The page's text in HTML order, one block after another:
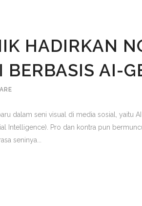
HADIRKAN
AI-
dalam seni visual di media sosial, yaitu
Intelligence). Pro dan kontra pun
seninya...